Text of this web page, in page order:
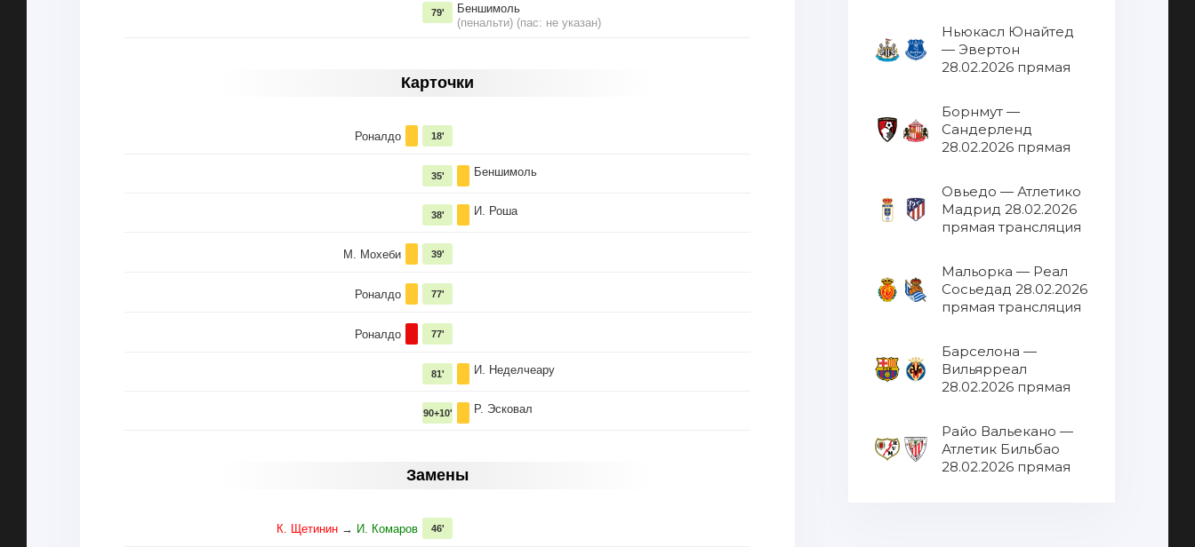
Беншимоль
(пенальти) (пас: не указан)
79'
Карточки
Роналдо 18'
Беншимоль
35'
И. Роша
38'
М. Мохеби 39'
Роналдо 77'
Роналдо 77'
И. Неделчеару
81'
Р. Эсковал
90+10'
Замены
К. Щетинин → И. Комаров 46'
Ньюкасл Юнайтед
— Эвертон
28.02.2026 прямая
Борнмут —
Сандерленд
28.02.2026 прямая
Овьедо — Атлетико
Мадрид 28.02.2026
прямая трансляция
Мальорка — Реал
Сосьедад 28.02.2026
прямая трансляция
Барселона —
Вильярреал
28.02.2026 прямая
Райо Вальекано —
Атлетик Бильбао
28.02.2026 прямая